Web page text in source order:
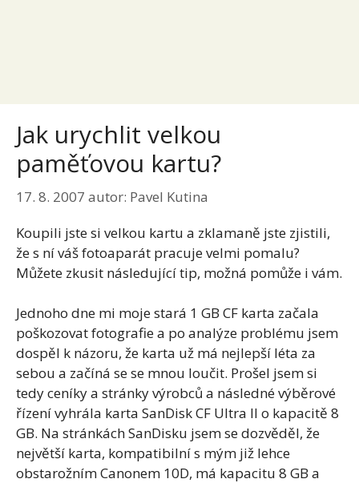
Jak urychlit velkou
paměťovou kartu?
17. 8. 2007 autor: Pavel Kutina
Koupili jste si velkou kartu a zklamaně jste zjistili,
že s ní váš fotoaparát pracuje velmi pomalu?
Můžete zkusit následující tip, možná pomůže i vám.
Jednoho dne mi moje stará 1 GB CF karta začala
poškozovat fotografie a po analýze problému jsem
dospěl k názoru, že karta už má nejlepší léta za
sebou a začíná se se mnou loučit. Prošel jsem si
tedy ceníky a stránky výrobců a následné výběrové
řízení vyhrála karta SanDisk CF Ultra II o kapacitě 8
GB. Na stránkách SanDisku jsem se dozvěděl, že
největší karta, kompatibilní s mým již lehce
obstarožním Canonem 10D, má kapacitu 8 GB a